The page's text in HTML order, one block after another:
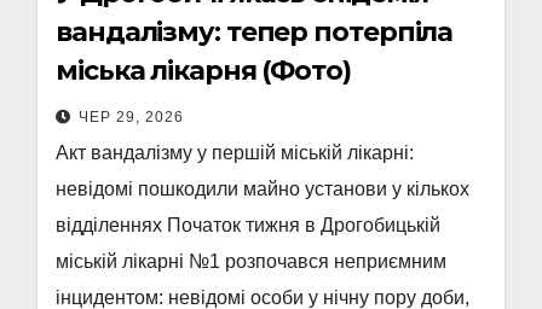
вандалізму: тепер потерпіла
міська лікарня (Фото)
ЧЕР 29, 2026
Акт вандалізму у першій міській лікарні:
невідомі пошкодили майно установи у кількох
відділеннях Початок тижня в Дрогобицькій
міській лікарні №1 розпочався неприємним
інцидентом: невідомі особи у нічну пору доби,